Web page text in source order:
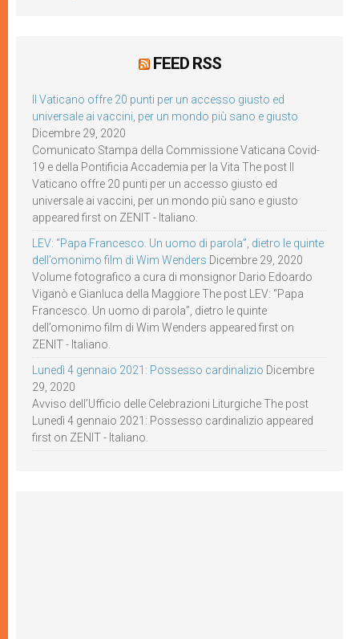
FEED RSS
Il Vaticano offre 20 punti per un accesso giusto ed
universale ai vaccini, per un mondo più sano e giusto
Dicembre 29, 2020
Comunicato Stampa della Commissione Vaticana Covid-
19 e della Pontificia Accademia per la Vita The post Il
Vaticano offre 20 punti per un accesso giusto ed
universale ai vaccini, per un mondo più sano e giusto
appeared first on ZENIT - Italiano.
LEV: “Papa Francesco. Un uomo di parola”, dietro le quinte
dell’omonimo film di Wim Wenders Dicembre 29, 2020
Volume fotografico a cura di monsignor Dario Edoardo
Viganò e Gianluca della Maggiore The post LEV: “Papa
Francesco. Un uomo di parola”, dietro le quinte
dell’omonimo film di Wim Wenders appeared first on
ZENIT - Italiano.
Lunedì 4 gennaio 2021: Possesso cardinalizio Dicembre
29, 2020
Avviso dell’Ufficio delle Celebrazioni Liturgiche The post
Lunedì 4 gennaio 2021: Possesso cardinalizio appeared
first on ZENIT - Italiano.